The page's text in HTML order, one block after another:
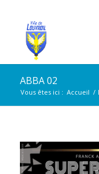
ABBA 02
Vous êtes ici : Accueil /